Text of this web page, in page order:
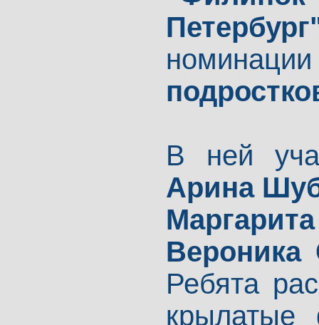
В ней
Арина
Вероника
Ребята
крылатые